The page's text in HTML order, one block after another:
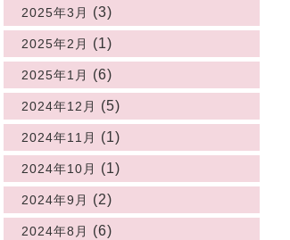
2025年3月 (3)
2025年2月 (1)
2025年1月 (6)
2024年12月 (5)
2024年11月 (1)
2024年10月 (1)
2024年9月 (2)
2024年8月 (6)